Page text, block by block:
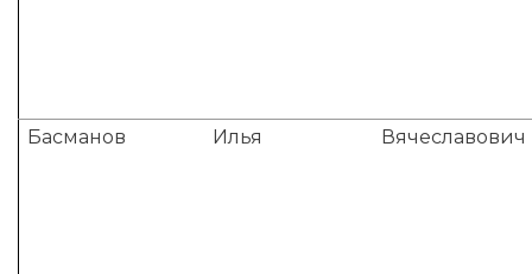
Басманов Илья Вячеславович